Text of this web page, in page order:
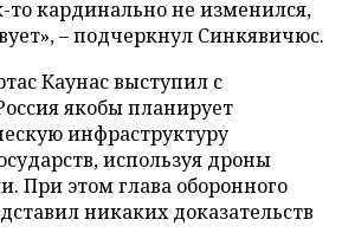
то кардинально не изменился,
– подчеркнул Синкявичюс.
Каунас выступил с
якобы планирует
инфраструктуру
используя дроны
При этом глава оборонного
никаких доказательств